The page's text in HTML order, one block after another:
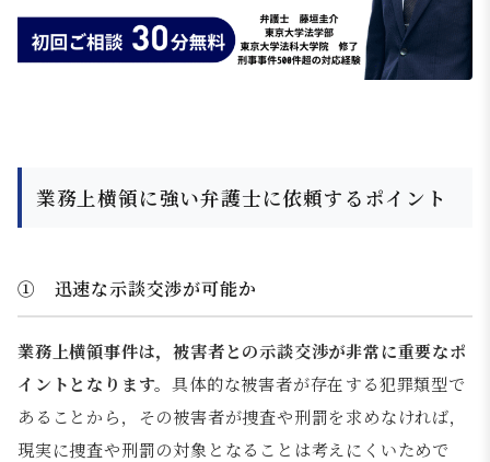
業務上横領に強い弁護士に依頼するポイント
① 迅速な示談交渉が可能か
業務上横領事件は，被害者との示談交渉が非常に重要なポ
イントとなります。具体的な被害者が存在する犯罪類型で
あることから，その被害者が捜査や刑罰を求めなければ，
現実に捜査や刑罰の対象となることは考えにくいためで